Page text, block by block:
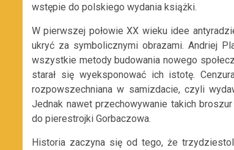
wstępie do polskiego wydania książki.
W pierwszej połowie XX wieku idee
ukryć za symbolicznymi obrazami. Andriej
wszystkie metody budowania nowego
starał się wyeksponować ich istotę.
rozpowszechniana w samizdacie, czyli
Jednak nawet przechowywanie takich
do pierestrojki Gorbaczowa.
Historia zaczyna się od tego, że